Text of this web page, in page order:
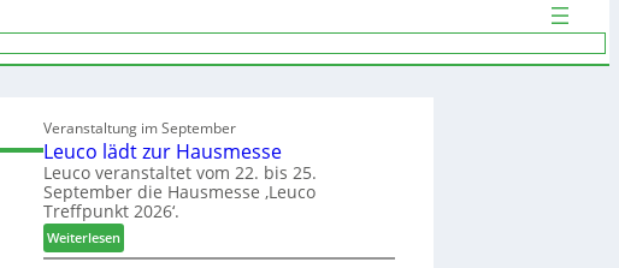
Veranstaltung im September
Leuco lädt zur Hausmesse
Leuco veranstaltet vom 22. bis 25.
September die Hausmesse ‚Leuco
Treffpunkt 2026‘.
Weiterlesen:
L